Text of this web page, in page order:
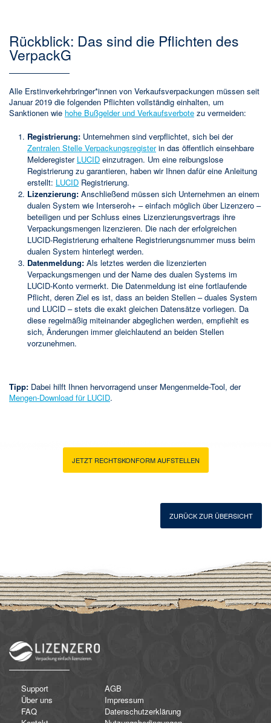
Rückblick: Das sind die Pflichten des
VerpackG
Alle Erstinverkehrbringer*innen von Verkaufsverpackungen müssen seit
Januar 2019 die folgenden Pflichten vollständig einhalten, um
Sanktionen wie hohe Bußgelder und Verkaufsverbote zu vermeiden:
Registrierung: Unternehmen sind verpflichtet, sich bei der
Zentralen Stelle Verpackungsregisterin das öffentlich einsehbare
Melderegister LUCID einzutragen. Um eine reibungslose
Registrierung zu garantieren, haben wir Ihnen dafür eine Anleitung
erstellt: LUCID Registrierung.
Lizenzierung: Anschließend müssen sich Unternehmen an einem
dualen System wie Interseroh+ – einfach möglich über Lizenzero –
beteiligen und per Schluss eines Lizenzierungsvertrags ihre
Verpackungsmengen lizenzieren. Die nach der erfolgreichen
LUCID-Registrierung erhaltene Registrierungsnummer muss beim
dualen System hinterlegt werden.
Datenmeldung: Als letztes werden die lizenzierten
Verpackungsmengen und der Name des dualen Systems im
LUCID-Konto vermerkt. Die Datenmeldung ist eine fortlaufende
Pflicht, deren Ziel es ist, dass an beiden Stellen – duales System
und LUCID – stets die exakt gleichen Datensätze vorliegen. Da
diese regelmäßig miteinander abgeglichen werden, empfiehlt es
sich, Änderungen immer gleichlautend an beiden Stellen
vorzunehmen.
Tipp: Dabei hilft Ihnen hervorragend unser Mengenmelde-Tool, der
Mengen-Download für LUCID.
JETZT RECHTSKONFORM AUFSTELLEN
ZURÜCK ZUR ÜBERSICHT
Support
Über uns
FAQ
AGB
Impressum
Datenschutzerklärung